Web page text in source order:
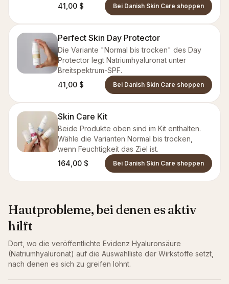
41,00 $ Bei Danish Skin Care shoppen
Perfect Skin Day Protector
Die Variante "Normal bis trocken" des Day
Protector legt Natriumhyaluronat unter
Breitspektrum-SPF.
41,00 $
Bei Danish Skin Care shoppen
Skin Care Kit
Beide Produkte oben sind im Kit enthalten.
Wähle die Varianten Normal bis trocken,
wenn Feuchtigkeit das Ziel ist.
164,00 $
Bei Danish Skin Care shoppen
Hautprobleme, bei denen es aktiv
hilft
Dort, wo die veröffentlichte Evidenz Hyaluronsäure
(Natriumhyaluronat) auf die Auswahlliste der Wirkstoffe setzt,
nach denen es sich zu greifen lohnt.